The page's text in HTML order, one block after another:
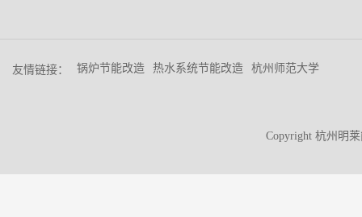
友情链接： 锅炉节能改造 热水系统节能改造 杭州师范大学
Copyright 杭州明